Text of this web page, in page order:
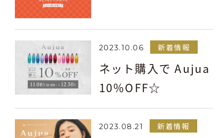
2023.10.06 新着情報
ネット購入で Aujua
10％OFF☆
2023.08.21 新着情報